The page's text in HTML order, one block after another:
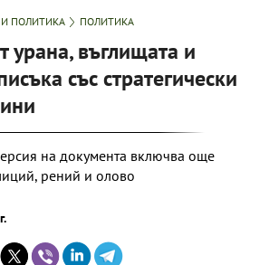
ПОЛИТИКА ПОЛИТИКА
въглищата и
със стратегически
на документа включва още
рений и олово